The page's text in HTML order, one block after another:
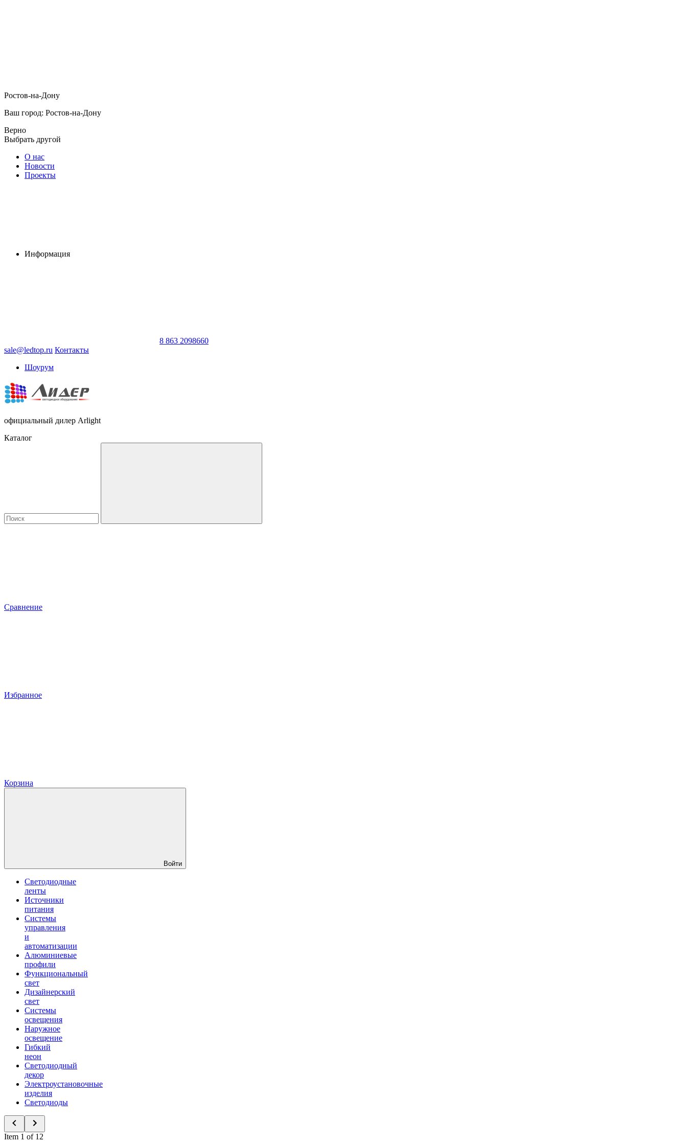
Ростов-на-Дону
Ваш город: Ростов-на-Дону
Верно
Выбрать другой
О нас
Новости
Проекты
Информация
8 863 2098660
sale@ledtop.ru Контакты
Шоурум
официальный дилер Arlight
Каталог
Сравнение
Избранное
Корзина
Войти
Светодиодные
ленты
Источники
питания
Системы
управления
и
автоматизации
Алюминиевые
профили
Функциональный
свет
Дизайнерский
свет
Системы
освещения
Наружное
освещение
Гибкий
неон
Светодиодный
декор
Электроустановочные
изделия
Светодиоды
Item 1 of 12